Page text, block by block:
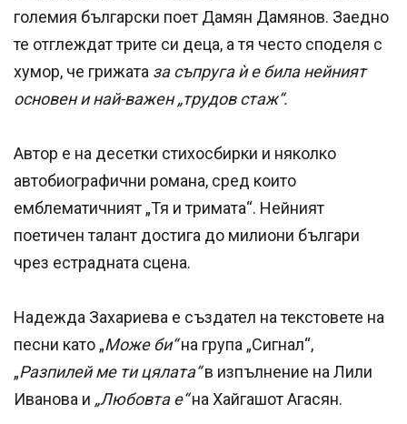
големия български поет Дамян Дамянов. Заедно
те отглеждат трите си деца, а тя често споделя с
хумор, че грижата за съпруга ѝ е била нейният
основен и най-важен „трудов стаж“.
Автор е на десетки стихосбирки и няколко
автобиографични романа, сред които
емблематичният „Тя и тримата“. Нейният
поетичен талант достига до милиони българи
чрез естрадната сцена.
Надежда Захариева е създател на текстовете на
песни като „Може би“на група „Сигнал“,
„Разпилей ме ти цялата“в изпълнение на Лили
Иванова и „Любовта е“на Хайгашот Агасян.